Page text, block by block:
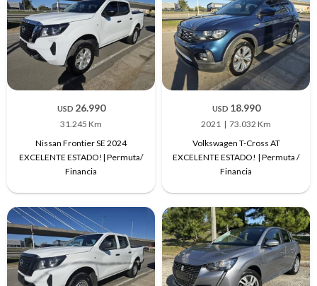
USD 26.990
31.245 Km
Nissan Frontier SE 2024
EXCELENTE ESTADO!| Permuta/
Financia
USD 18.990
2021
73.032 Km
Volkswagen T-Cross AT
EXCELENTE ESTADO! | Permuta /
Financia